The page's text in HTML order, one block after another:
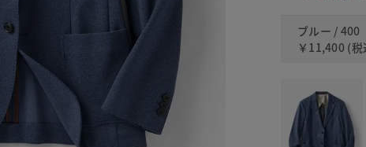
ブルー / 400
￥11,400 (税